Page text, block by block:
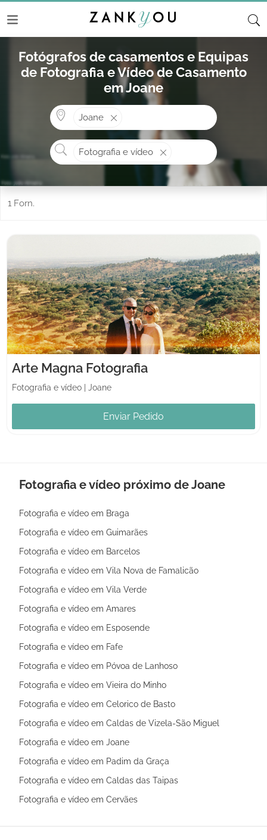
Fotógrafos de casamentos e Equipas
de Fotografia e Vídeo de Casamento
em Joane
Joane
O que procura?
Fotografia e vídeo
1 Forn.
Arte Magna Fotografia
Fotografia e vídeo Joane
Enviar Pedido
Fotografia e vídeo próximo de Joane
Fotografia e vídeo em Braga
Fotografia e vídeo em Guimarães
Fotografia e vídeo em Barcelos
Fotografia e vídeo em Vila Nova de Famalicão
Fotografia e vídeo em Vila Verde
Fotografia e vídeo em Amares
Fotografia e vídeo em Esposende
Fotografia e vídeo em Fafe
Fotografia e vídeo em Póvoa de Lanhoso
Fotografia e vídeo em Vieira do Minho
Fotografia e vídeo em Celorico de Basto
Fotografia e vídeo em Caldas de Vizela-São Miguel
Fotografia e vídeo em Joane
Fotografia e vídeo em Padim da Graça
Fotografia e vídeo em Caldas das Taipas
Fotografia e vídeo em Cervães